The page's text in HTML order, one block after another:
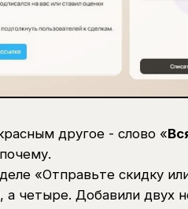
другое - слово «
«Отправьте скидку
а четыре. Добавили двух